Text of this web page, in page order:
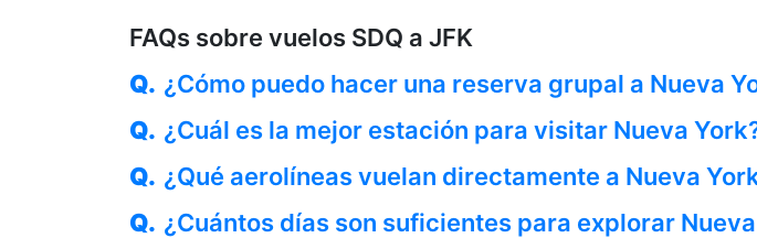
FAQs sobre vuelos SDQ a JFK
Q. ¿Cómo puedo hacer una reserva grupal a Nueva
Q. ¿Cuál es la mejor estación para visitar Nueva
Q. ¿Qué aerolíneas vuelan directamente a Nueva
Q. ¿Cuántos días son suficientes para explorar